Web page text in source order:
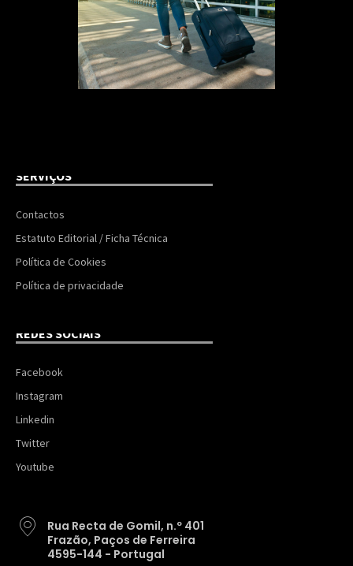
SERVIÇOS
Contactos
Estatuto Editorial / Ficha Técnica
Política de Cookies
Política de privacidade
REDES SOCIAIS
Facebook
Instagram
Linkedin
Twitter
Youtube
Rua Recta de Gomil, n.º 401
Frazão, Paços de Ferreira
4595-144 - Portugal